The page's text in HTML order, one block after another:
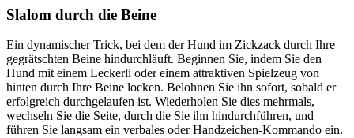
Slalom durch die Beine
Ein dynamischer Trick, bei dem der Hund im Zickzack durch Ihre
gegrätschten Beine hindurchläuft. Beginnen Sie, indem Sie den
Hund mit einem Leckerli oder einem attraktiven Spielzeug von
hinten durch Ihre Beine locken. Belohnen Sie ihn sofort, sobald er
erfolgreich durchgelaufen ist. Wiederholen Sie dies mehrmals,
wechseln Sie die Seite, durch die Sie ihn hindurchführen, und
führen Sie langsam ein verbales oder Handzeichen-Kommando ein.